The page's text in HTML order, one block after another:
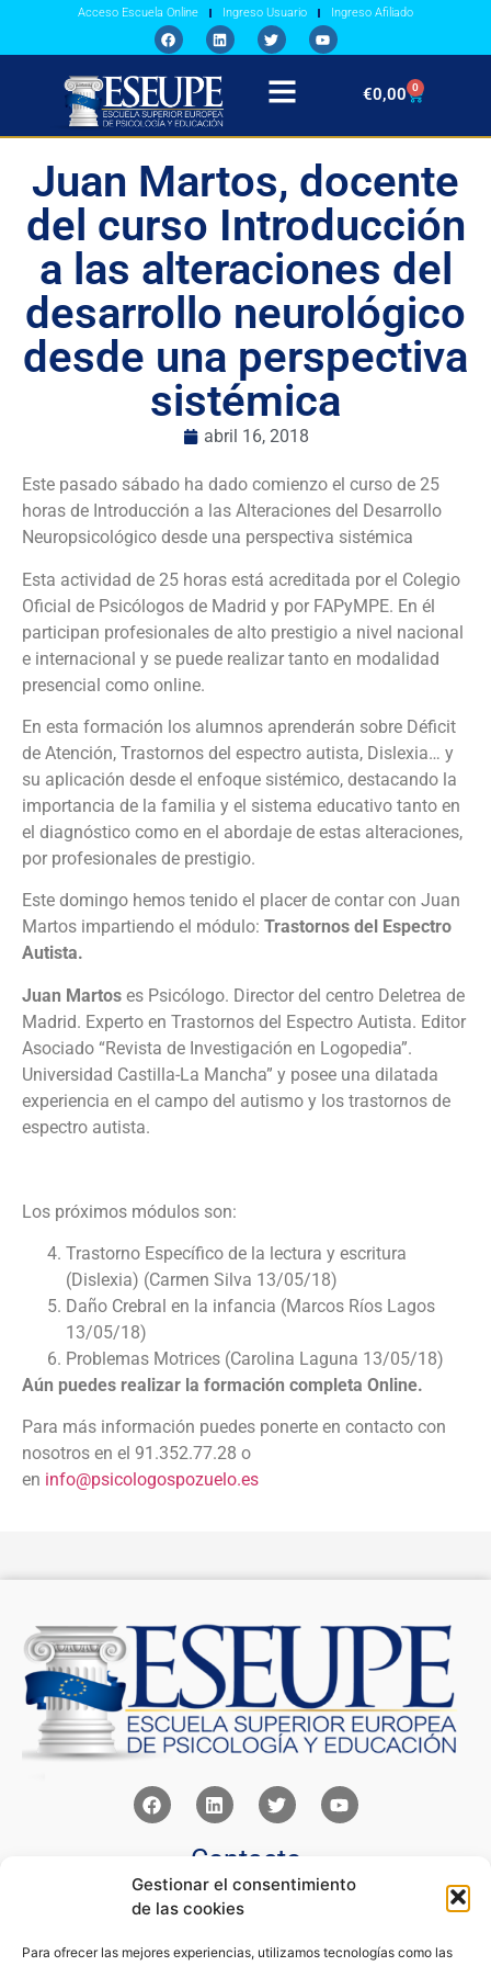
Gestionar el consentimiento
de las cookies
Para ofrecer las mejores experiencias, utilizamos tecnologías como las
Acceso Escuela Online Ingreso Usuario Ingreso Afiliado
€0,00 0
Juan Martos, docente
del curso Introducción
a las alteraciones del
desarrollo neurológico
desde una perspectiva
sistémica
abril 16, 2018
Este pasado sábado ha dado comienzo el curso de 25
horas de Introducción a las Alteraciones del Desarrollo
Neuropsicológico desde una perspectiva sistémica
Esta actividad de 25 horas está acreditada por el Colegio
Oficial de Psicólogos de Madrid y por FAPyMPE. En él
participan profesionales de alto prestigio a nivel nacional
e internacional y se puede realizar tanto en modalidad
presencial como online.
En esta formación los alumnos aprenderán sobre Déficit
de Atención, Trastornos del espectro autista, Dislexia… y
su aplicación desde el enfoque sistémico, destacando la
importancia de la familia y el sistema educativo tanto en
el diagnóstico como en el abordaje de estas alteraciones,
por profesionales de prestigio.
Este domingo hemos tenido el placer de contar con Juan
Martos impartiendo el módulo: Trastornos del Espectro
Autista.
Juan Martos es Psicólogo. Director del centro Deletrea de
Madrid. Experto en Trastornos del Espectro Autista. Editor
Asociado “Revista de Investigación en Logopedia”.
Universidad Castilla-La Mancha” y posee una dilatada
experiencia en el campo del autismo y los trastornos de
espectro autista.
Los próximos módulos son:
Trastorno Específico de la lectura y escritura
(Dislexia) (Carmen Silva 13/05/18)
Daño Crebral en la infancia (Marcos Ríos Lagos
13/05/18)
Problemas Motrices (Carolina Laguna 13/05/18)
Aún puedes realizar la formación completa Online.
Para más información puedes ponerte en contacto con
nosotros en el 91.352.77.28 o
en info@psicologospozuelo.es
Contacto
Av Juan XXIII 15b Pozuelo de Alarcón – Madrid
+34 91 352 77 28